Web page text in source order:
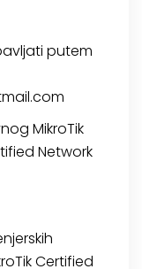
putem
MikroTik
Network
Certified